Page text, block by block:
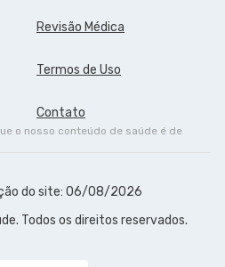
Revisão Médica
Termos de Uso
Contato
o nosso conteúdo de saúde é de
do site: 06/08/2026
Todos os direitos reservados.